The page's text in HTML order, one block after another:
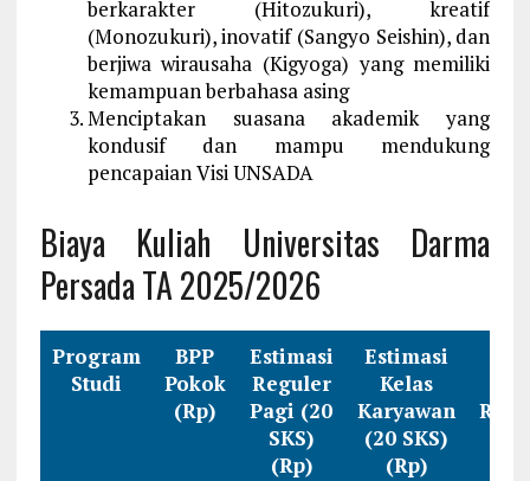
berkarakter (Hitozukuri), kreatif
(Monozukuri), inovatif (Sangyo Seishin), dan
berjiwa wirausaha (Kigyoga) yang memiliki
kemampuan berbahasa asing
Menciptakan suasana akademik yang
kondusif dan mampu mendukung
pencapaian Visi UNSADA
Biaya Kuliah Universitas Darma
Persada TA 2025/2026
Program
Studi
BPP
Pokok
(Rp)
Estimasi
Reguler
Pagi (20
SKS)
(Rp)
Estimasi
Kelas
Karyawan
(20 SKS)
(Rp)